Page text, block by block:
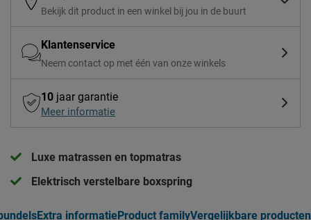
Bekijk dit product in een winkel bij jou in de buurt
Klantenservice
Neem contact op met één van onze winkels
10 jaar garantie
Meer informatie
Luxe matrassen en topmatras
Elektrisch verstelbare boxspring
Extra informatieProduct familyVergelijkbare producten